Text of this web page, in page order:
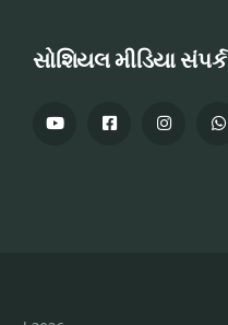
સોશિયલ મીડિયા સંપર્ક